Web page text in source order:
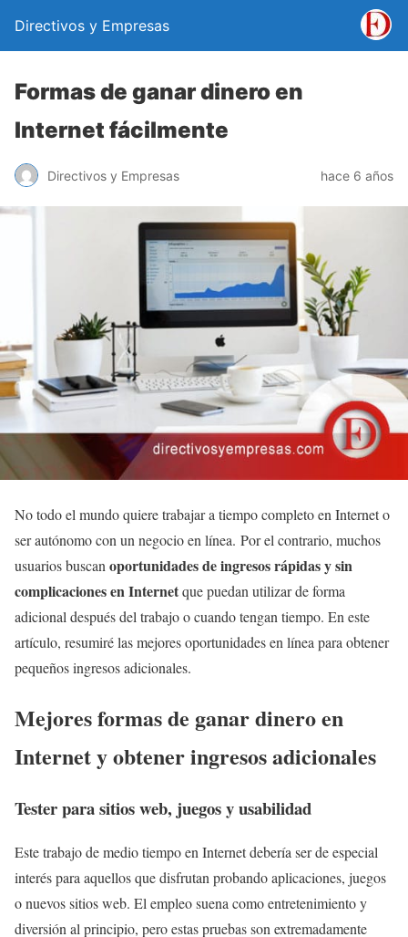
Directivos y Empresas
Formas de ganar dinero en
Internet fácilmente
Directivos y Empresas hace 6 años
No todo el mundo quiere trabajar a tiempo completo en Internet o
ser autónomo con un negocio en línea. Por el contrario, muchos
usuarios buscan oportunidades de ingresos rápidas y sin
complicaciones en Internetque puedan utilizar de forma
adicional después del trabajo o cuando tengan tiempo. En este
artículo, resumiré las mejores oportunidades en línea para obtener
pequeños ingresos adicionales.
Mejores formas de ganar dinero en
Internet yobtener ingresos adicionales
Tester para sitios web, juegos y usabilidad
Este trabajo de medio tiempo en Internet debería ser de especial
interés para aquellos que disfrutan probando aplicaciones, juegos
o nuevos sitios web. El empleo suena como entretenimiento y
diversión al principio, pero estas pruebas son extremadamente